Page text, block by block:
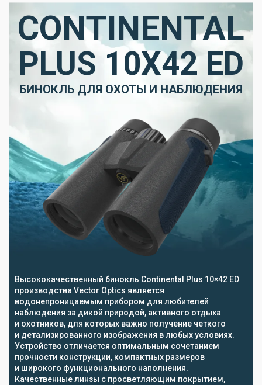
CONTINENTAL
PLUS 10X42 ED
БИНОКЛЬ ДЛЯ ОХОТЫ И НАБЛЮДЕНИЯ
Высококачественный бинокль Continental Plus 10×42 ED
производства Vector Optics является
водонепроницаемым прибором для любителей
наблюдения за дикой природой, активного отдыха
и охотников, для которых важно получение четкого
и детализированного изображения в любых условиях.
Устройство отличается оптимальным сочетанием
прочности конструкции, компактных размеров
и широкого функционального наполнения.
Качественные линзы с просветляющим покрытием,